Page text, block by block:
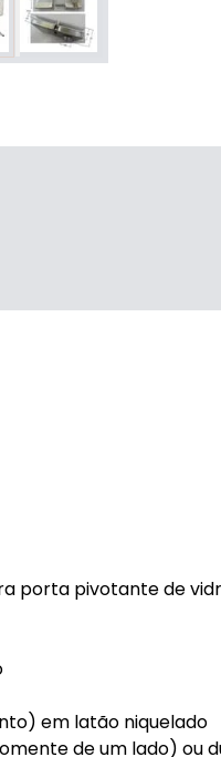
porta pivotante de
em latão niquelado
de um lado) ou